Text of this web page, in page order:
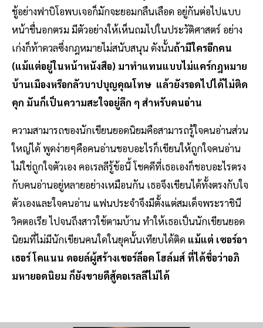
ชู้อย่างฟาบิโอพบเจอก็มักจะยอมกลืนเลือด อยู่กันต่อไปแบบ
หน้าชื่นอกตรม มีตัวอย่างให้เห็นถมไปในประวัติศาสตร์ อย่าง
เก่งก็ท้าดวลซึ่งกฎหมายไม่สนับสนุน ดังนั้นถ้ามีใครอีกคน
(แม้แต่อยู่ในหน้าหนังสือ) มาทำแทนแบบไม่แคร์กฎหมาย
บ้านเมืองหรือกลัวบาปบุญคุณโทษ แล้วยังรอดไปได้ไม่ติด
คุก มันก็เป็นความสะใจอยู่ลึก ๆ สำหรับคนอ่าน
ความสามารถของนักเขียนยอดนิยมคือสามารถรู้ใจคนอ่านส่วน
ใหญ่ได้ พูดง่ายๆคือคนอ่านชอบอะไรก็เขียนให้ถูกใจคนอ่าน
ไม่ใช่ถูกใจตัวเอง คอเรลลีรู้ข้อนี้ โชคดีที่เธอเองก็ชอบอะไรตรง
กับคนอ่านอยู่หลายอย่างเหมือนกัน เธอจึงเขียนได้ทั้งตรงกับใจ
ตัวเองและใจคนอ่าน แฟนประจำจึงมีตั้งแต่สมเด็จพระราชินี
วิคตอเรีย ไปจนถึงสาวใช้ตามบ้าน ทำให้เธอเป็นนักเขียนยอด
นิยมที่ไม่มีนักเขียนคนใดในยุคนั้นเทียบได้ติด แม้แต่ เซอร์อา
เธอร์ โคแนน ดอยล์ผู้สร้างเชอร์ล็อค โฮล์มส์ ที่ได้ชื่อว่าอภิ
มหายอดนิยม ก็ยังขายดีสู้คอเรลลีไม่ได้